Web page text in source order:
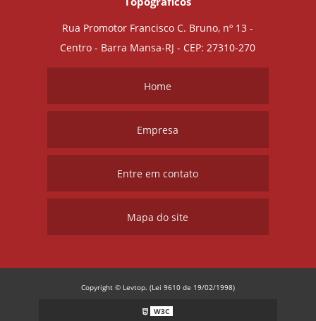
Rua Promotor Francisco C. Bruno, nº 13 -
Centro - Barra Mansa-RJ - CEP: 27310-270
Home
Empresa
Entre em contato
Mapa do site
Copyright © Levtop. (Lei 9610 de 19/02/1998)
W3C